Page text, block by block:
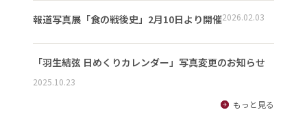
報道写真展「食の戦後史」2月10日より開催2026.02.03
「羽生結弦 日めくりカレンダー」写真変更のお知らせ
2025.10.23
もっと見る